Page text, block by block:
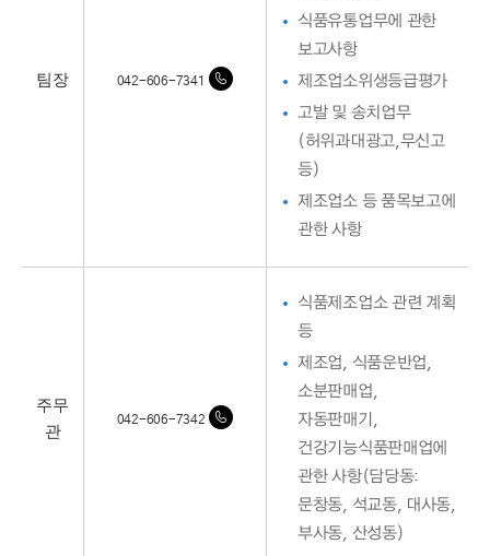
팀장 042-606-7341
식품유통업무에 관한
보고사항
제조업소위생등급평가
고발 및 송치업무
(허위과대광고,무신고
등)
제조업소 등 품목보고에
관한 사항
주무
관
042-606-7342
식품제조업소 관련 계획
등
제조업, 식품운반업,
소분판매업,
자동판매기,
건강기능식품판매업에
관한 사항(담당동:
문창동, 석교동, 대사동,
부사동, 산성동)